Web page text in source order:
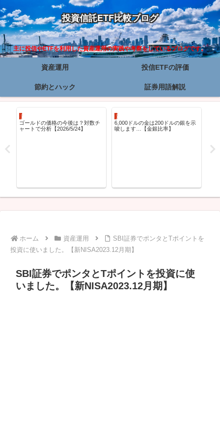
投資信託ETF比較ブログ
主に投信やETFを利用した資産運用の実践や考察をしているブログです。
資産運用 投信ETFの評価
節約とハック 証券用語解説
資産運用
ゴールドの価格の今後は？対数チ
ャートで分析【2026/5/24】
資産運用
6,000ドルの金は200ドルの銀を示
唆します…【金銀比率】
ホーム 資産運用
SBI証券でポンタとTポイントを
投資に使いました。【新NISA2023.12月期】
SBI証券でポンタとTポイントを投資に使
いました。【新NISA2023.12月期】